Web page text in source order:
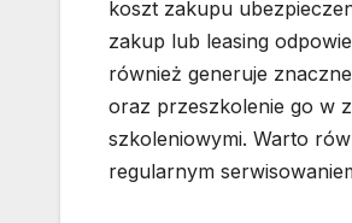
koszt zakupu
zakup lub leasing
również generuje
oraz przeszkolenie go w
szkoleniowymi. Warto
regularnym